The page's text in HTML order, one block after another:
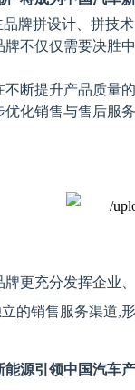
品牌拼设计、拼技
不仅仅需要决胜
不断提升产品质量
化销售与售后服
更充分发挥企业
的销售服务渠道,
能源引领中国汽车